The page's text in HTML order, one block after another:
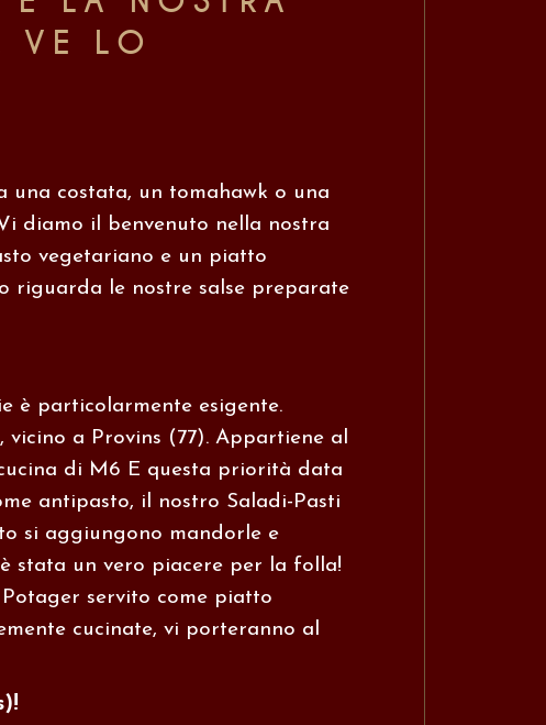
VE LO
una costata, un tomahawk o una
diamo il benvenuto nella nostra
vegetariano e un piatto
riguarda le nostre salse preparate
è particolarmente esigente.
a Provins (77). Appartiene al
di M6 E questa priorità data
antipasto, il nostro Saladi-Pasti
si aggiungono mandorle e
stata un vero piacere per la folla!
servito come piatto
cucinate, vi porteranno al